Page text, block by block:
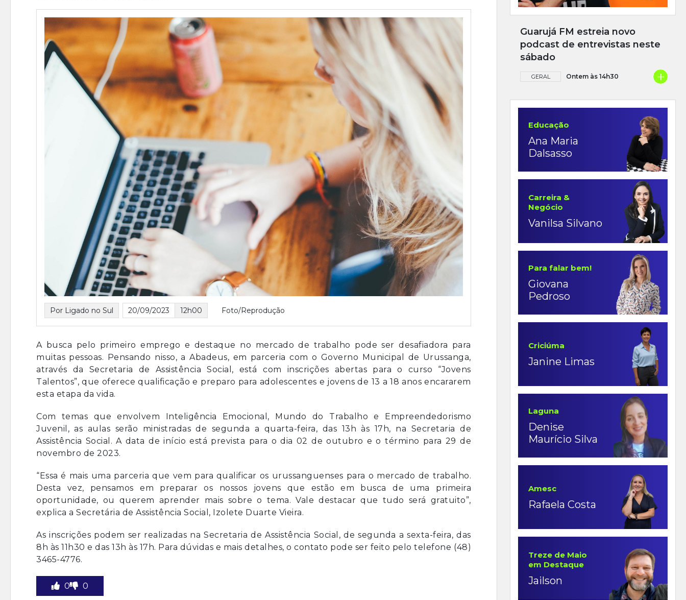
Por Ligado no Sul 20/09/2023 12h00 Foto/Reprodução
A busca pelo primeiro emprego e destaque no mercado de trabalho pode ser desafiadora para
muitas pessoas. Pensando nisso, a Abadeus, em parceria com o Governo Municipal de Urussanga,
através da Secretaria de Assistência Social, está com inscrições abertas para o curso “Jovens
Talentos”, que oferece qualificação e preparo para adolescentes e jovens de 13 a 18 anos encararem
esta etapa da vida.
Com temas que envolvem Inteligência Emocional, Mundo do Trabalho e Empreendedorismo
Juvenil, as aulas serão ministradas de segunda a quarta-feira, das 13h às 17h, na Secretaria de
Assistência Social. A data de início está prevista para o dia 02 de outubro e o término para 29 de
novembro de 2023.
“Essa é mais uma parceria que vem para qualificar os urussanguenses para o mercado de trabalho.
Desta vez, pensamos em preparar os nossos jovens que estão em busca de uma primeira
oportunidade, ou querem aprender mais sobre o tema. Vale destacar que tudo será gratuito”,
explica a Secretária de Assistência Social, Izolete Duarte Vieira.
As inscrições podem ser realizadas na Secretaria de Assistência Social, de segunda a sexta-feira, das
8h às 11h30 e das 13h às 17h. Para dúvidas e mais detalhes, o contato pode ser feito pelo telefone (48)
3465-4776.
0 0
Guarujá FM estreia novo
podcast de entrevistas neste
sábado
GERAL Ontem às 14h30 +
Educação
Ana Maria
Dalsasso
Carreira &
Negócio
Vanilsa Silvano
Para falar bem!
Giovana
Pedroso
Criciúma
Janine Limas
Laguna
Denise
Maurício Silva
Amesc
Rafaela Costa
Treze de Maio
em Destaque
Jailson